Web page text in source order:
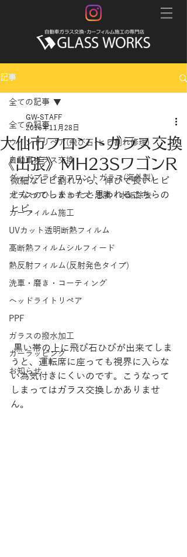
記事
全ての記事
ウインドリペア(飛び石･ヒビ割れ修理)
自動車ガラス交換
グッドプライスフロントガラス(海外製)
ガラスのひっかきキズ･油膜・水垢除去
カーフィルム施工
UVカット透明断熱フィルム
高断熱フィルムシルフィード
熱反射フィルム(反射発色タイプ)
洗車・磨き・コーティング
ヘッドライトリペア
PPF
ガラスの撥水加工
カーラッピング
お知らせ
全ての記事
大仙市フロントガラス交換
《出張》MH23SワゴンR
GW-STAFF
2016年11月28日
微細なヒビ割れから、伸びて長いヒビ
となってしまったと思われるこちらの
ヒビ。
黒い帯の上に飛び石ひびが出来てしま
うと、運転席に座っても視界に入らな
い為気付きにくいのです。こうなって
しまってはガラス交換しかありませ
ん。